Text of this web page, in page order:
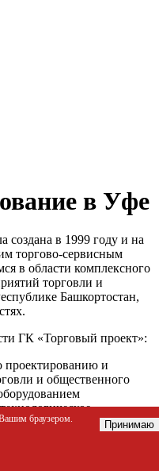
в Уфе
в 1999 году и на
торгово-сервисным
в области комплексного
торговли и
Башкортостан,
ГК «Торговый проект»:
проектированию и
и общественного
и т.д.);
и внедрения
браузером.
Принимаю